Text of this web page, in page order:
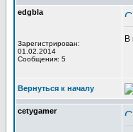
edgbla
Зарегистрирован:
01.02.2014
Сообщения: 5
В
Вернуться к началу
cetygamer